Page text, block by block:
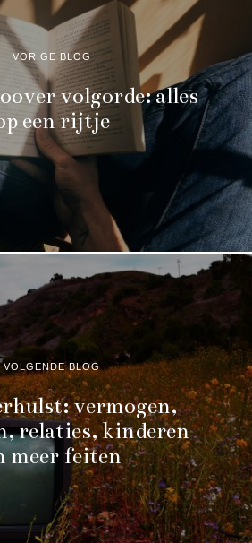
VORIGE BLOG
volgorde: alles
een rijtje
VOLGENDE BLOG
vermogen,
relaties, kinderen
meer feiten